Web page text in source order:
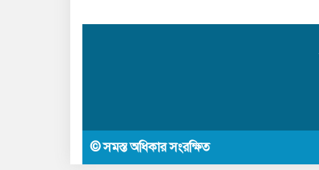
© সমস্ত অধিকার সংরক্ষিত